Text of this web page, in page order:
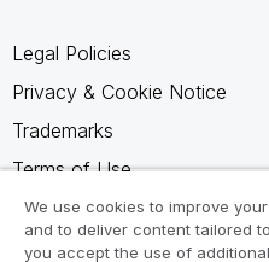
Legal Policies
Privacy & Cookie Notice
Trademarks
Terms of Use
Legal Agreements
Product Terms
We use cookies to improve
and to deliver content tailored
you accept the use of